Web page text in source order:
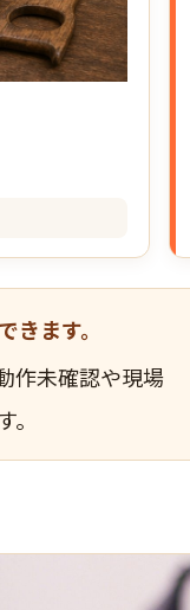
ます。
作未確認や現場